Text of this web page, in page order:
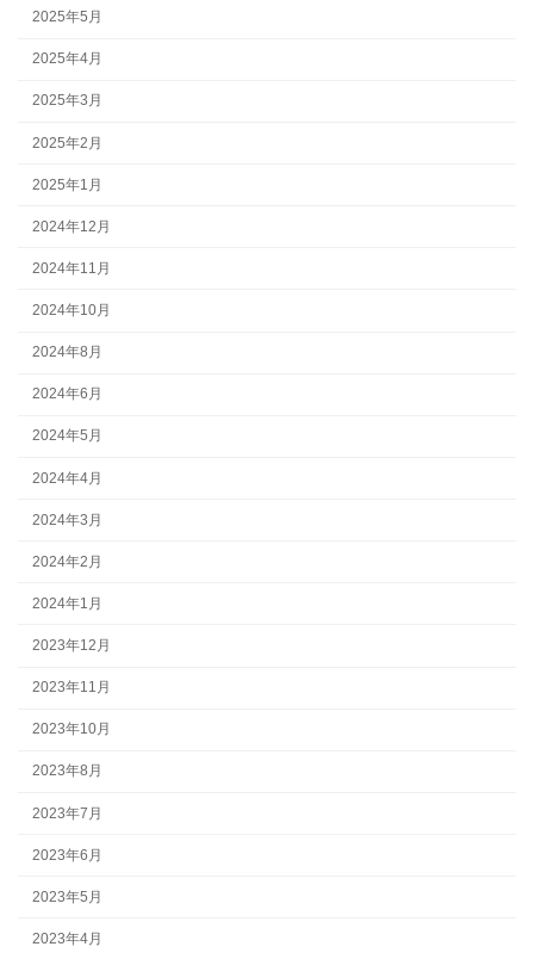
2025年5月
2025年4月
2025年3月
2025年2月
2025年1月
2024年12月
2024年11月
2024年10月
2024年8月
2024年6月
2024年5月
2024年4月
2024年3月
2024年2月
2024年1月
2023年12月
2023年11月
2023年10月
2023年8月
2023年7月
2023年6月
2023年5月
2023年4月